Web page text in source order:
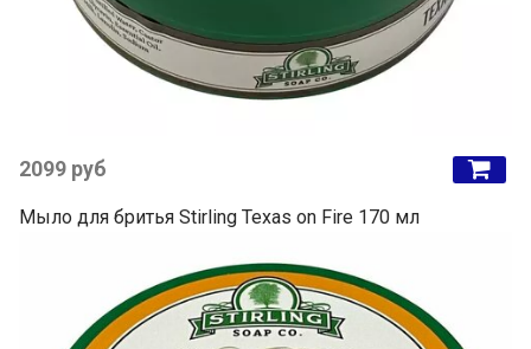
2099 руб
Мыло для бритья Stirling Texas on Fire 170 мл